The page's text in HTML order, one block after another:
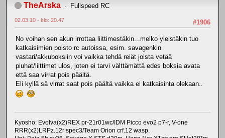
TheArska Fullspeed RC
#1906
02.03.10 - klo: 20.47
No voihan sen akun irrottaa liittimestäkin...melko yleistäkin tuo
katkaisimien poisto rc autoissa, esim. savagenkin
vastari/akkuboksiin voi vaikka tehdä reiät joista vetää
piuhat/liittimet ulos, joten ei tarvi välttämättä edes boksia avata
että saa virrat pois päältä.
Eli kyllä sä virrat saat pois päältä vaikka ei katkaisinta olekaan..
Kyosho: Evolva(x2)REX pr-21r01wc/IDM Picco evo2 p7-r, V-one
RRR(x2)LRPz.12r spec3/Team Orion crf.12 wasp.